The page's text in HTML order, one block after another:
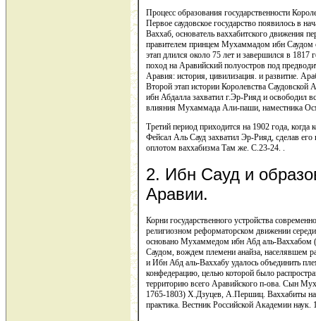
Процесс образования государственности
Первое саудовское государство появилось в
Ваххаб, основатель ваххабитского движения
правителем принцем Мухаммадом ибн Саудом
этап длился около 75 лет и завершился в 1817
поход на Аравийский полуостров под
Аравия: история, цивилизация. и развитие.
Второй этап истории Королевства Саудовской
ибн Абдалла захватил г.Эр-Рияд и освободил
влияния Мухаммада Али-паши, наместника
Третий период приходится на 1902 года,
Фейсал Аль Сауд захватил Эр-Рияд, сделав
оплотом ваххабизма Там же. С.23-24. .
2. Ибн Сауд и
Аравии.
Корни государственного устройства
религиозном реформаторском движении
основано Мухаммедом ибн Абд аль-
Саудом, вождем племени анайза, населявшем
и Ибн Абд аль-Ваххабу удалось объединить
конфедерацию, целью которой было
территорию всего Аравийского п-ова. Сын
1765-1803) Х.Дзуцев, А.Першиц. Ваххабиты на
практика. Вестник Российской Академии